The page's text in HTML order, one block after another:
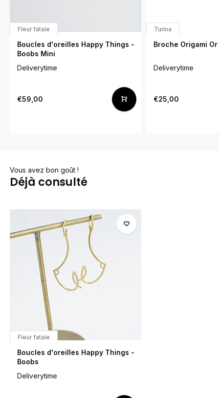
Fleur fatale
Boucles d'oreilles Happy Things -
Boobs Mini
Deliverytime
€59,00
Turina
Broche Origami Or
Deliverytime
€25,00
Vous avez bon goût !
Déjà consulté
Fleur fatale
Boucles d'oreilles Happy Things -
Boobs
Deliverytime